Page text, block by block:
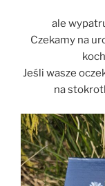
ale
Czekamy na
Jeśli wasze
na